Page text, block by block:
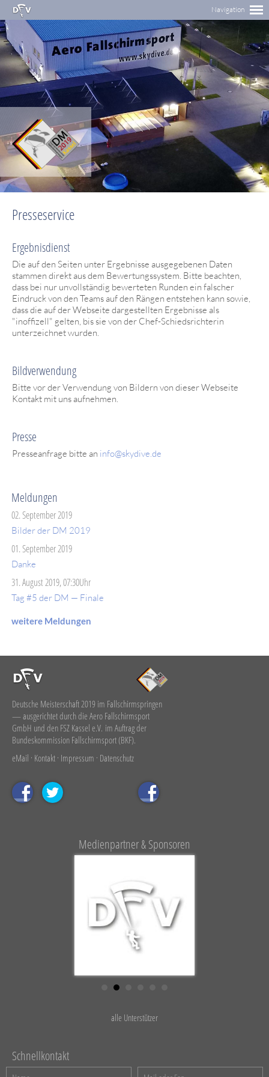
Presseservice
Ergebnisdienst
Die auf den Seiten unter Ergebnisse ausgegebenen Daten
stammen direkt aus dem Bewertungssystem. Bitte beachten,
dass bei nur unvollständig bewerteten Runden ein falscher
Eindruck von den Teams auf den Rängen entstehen kann sowie,
dass die auf der Webseite dargestellten Ergebnisse als
"inoffizell" gelten, bis sie von der Chef-Schiedsrichterin
unterzeichnet wurden.
Bildverwendung
Bitte vor der Verwendung von Bildern von dieser Webseite
Kontakt mit uns aufnehmen.
Presse
Presseanfrage bitte an info@skydive.de
Meldungen
02. September 2019
Bilder der DM 2019
01. September 2019
Danke
31. August 2019, 07:30Uhr
Tag #5 der DM — Finale
weitere Meldungen
Deutsche Meisterschaft 2019 im Fallschirmspringen
— ausgerichtet durch die Aero Fallschirmsport
GmbH und den FSZ Kassel e.V. im Auftrag der
Bundeskommission Fallschirmsport (BKF).
eMail · Kontakt · Impressum · Datenschutz
Medienpartner & Sponsoren
alle Unterstützer
Schnellkontakt